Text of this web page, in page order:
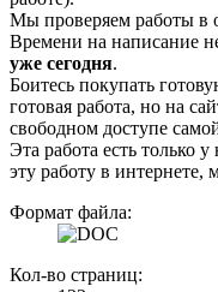
Мы проверяем работы в
Времени на написание
уже сегодня.
Боитесь покупать
готовая работа, но на
свободном доступе
Эта работа есть только
эту работу в интернете,
Формат файла:
Кол-во страниц: